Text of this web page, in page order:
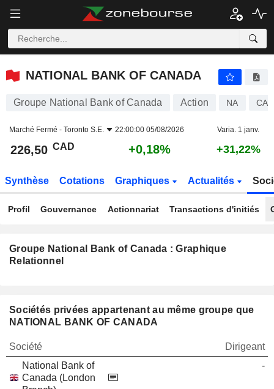
NATIONAL BANK OF CANADA
Groupe National Bank of Canada Action NA
Marché Fermé - Toronto S.E. 22:00:00 05/08/2026 Varia. 1 janv.
226,50 CAD +0,18% +31,22%
Synthèse Cotations Graphiques Actualités
Profil Gouvernance Actionnariat Transactions d'initiés
Groupe National Bank of Canada : Graphique
Relationnel
Sociétés privées appartenant au même groupe que
NATIONAL BANK OF CANADA
Société
Dirigeant
National Bank of
Canada (London
-